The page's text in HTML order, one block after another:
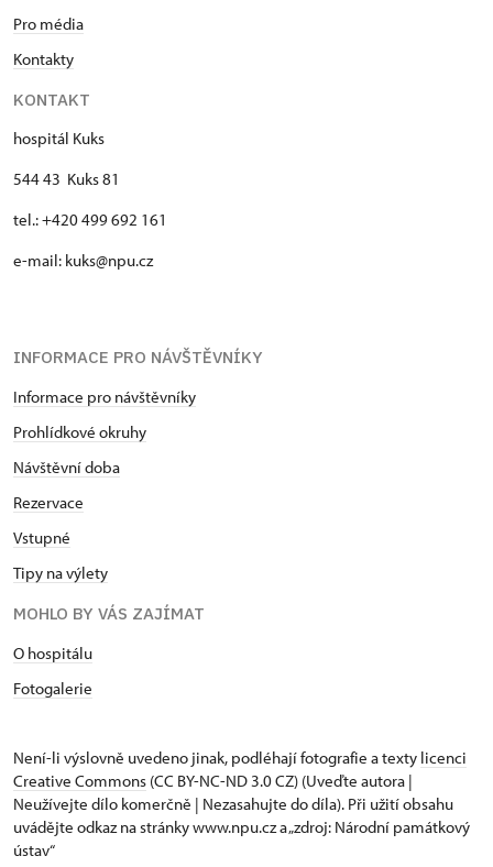
Pro média
Kontakty
KONTAKT
hospitál Kuks
544 43 Kuks 81
tel.: +420 499 692 161
e-mail: kuks@npu.cz
INFORMACE PRO NÁVŠTĚVNÍKY
Informace pro návštěvníky
Prohlídkové okruhy
Návštěvní doba
Rezervace
Vstupné
Tipy na výlety
MOHLO BY VÁS ZAJÍMAT
O hospitálu
Fotogalerie
Není-li výslovně uvedeno jinak, podléhají fotografie a texty licenci
Creative Commons (CC BY-NC-ND 3.0 CZ) (Uveďte autora |
Neužívejte dílo komerčně | Nezasahujte do díla). Při užití obsahu
uvádějte odkaz na stránky www.npu.cz a „zdroj: Národní památkový
ústav“